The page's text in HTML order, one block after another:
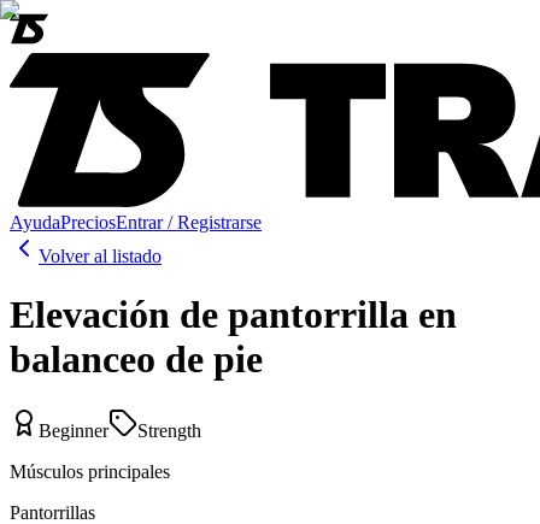
AyudaPreciosEntrar / Registrarse
Volver al listado
Elevación de pantorrilla en
balanceo de pie
Beginner
Strength
Músculos principales
Pantorrillas